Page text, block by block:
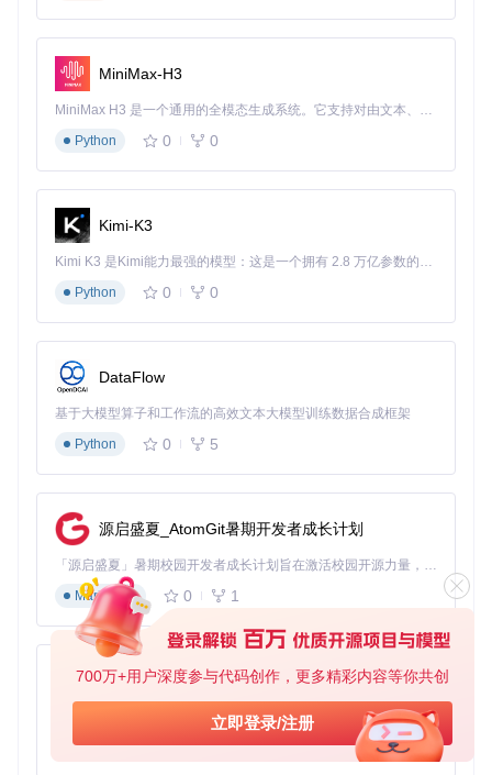
700万+用户深度参与代码创作，更多精彩内容等你共创
立即登录/注册
二、功能模块与操作逻辑
核心功能架构解析
YimMenu采用分层模块化设计，主要包含五大功能体系：
防护模块
：作为底层核心，提供进程保护、内存防篡改和
交互模块：处理用户输入与菜单导航，支持键盘快捷键、
鼠标操作和手柄控制三种交互方式，可在设置中调整输入
响应灵敏度
执行模块
：负责功能指令的解析与执行，采用异步任务队
列机制，确保复杂操作（如载具生成、环境修改）不会导
致游戏线程阻塞
数据模块：管理配置文件、玩家数据和临时缓存，采用JS
ON格式存储用户偏好，支持导出/导入配置实现快速迁移
更新模块
：监控官方仓库更新，支持增量更新和版本回
滚，高级用户可通过--dev参数启用开发版通道
进阶玩家提示：模块间通过事件总线进行通信，查看
e/event_bus.hpp
可了解各模块交互机制，自定义功能需遵
循事件订阅模式
操作逻辑与界面导航
YimMenu采用层级化菜单结构，核心操作逻辑遵循"主分类→
子功能→参数调节"的三级导航模式：
基础导航操作：
主菜单呼出：Insert键（可在设置中自定义）
功能选择：Enter键或鼠标左键单击
MiniMax-H3
MiniMax H3 是一个通用的全模态生成系统。它支持对由文本、图像、视频和音频组成的多模态上下文进行统一理解，并能生成分辨率高达 2K、时长可达 15 秒的带原生立体声音频的视频。得益于面向任务泛化的系统设计，H3 在预训练阶段就已具备广泛的多模态上下文理解与生成能力，能够出色地执行复杂的多模态指令。
Python
0 0
Kimi-K3
Kimi K3 是Kimi能力最强的模型：这是一个拥有 2.8 万亿参数的混合专家（MoE）模型，具备原生视觉理解能力，并支持 100 万 token 的上下文窗口。
Python
0 0
DataFlow
基于大模型算子和工作流的高效文本大模型训练数据合成框架
Python
0 5
源启盛夏_AtomGit暑期开发者成长计划
「源启盛夏」暑期校园开发者成长计划旨在激活校园开源力量，通过积分激励、认证扶持、资源倾斜等形式，引导高校组织和开发者完成「入驻 — 建项目 — 做贡献 — 获认证 — 得资源」的完整闭环。无论你是想带领社团入驻平台的组织者，还是希望用代码贡献证明自己的开发者，都能在这里找到属于你的成长路径。
Markdown
0 1
py-xiaozhi
基于Python的Xiaozhi AI，适用于想要完整Xiaozhi体验而无需拥有专用硬件的用户。
Python
0 1